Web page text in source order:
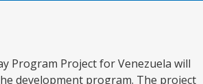
Program Project for Venezuela will
development program. The project